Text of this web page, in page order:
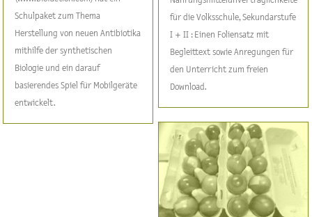
für die Volksschule, Sekundarstufe
I + II : Einen Foliensatz mit
Begleittext sowie Anregungen für
den Unterricht zum freien
Download.
Schulpaket zum Thema
Herstellung von neuen Antibiotika
mithilfe der synthetischen
Biologie und ein darauf
basierendes Spiel für Mobilgeräte
entwickelt.